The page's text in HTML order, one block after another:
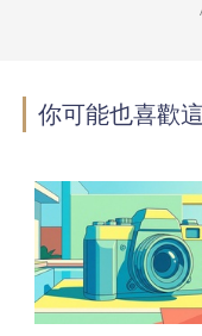
你可能也喜歡